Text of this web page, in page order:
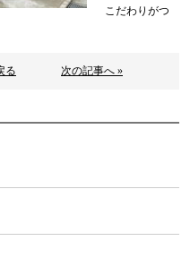
こだわりがつ
る 次の記事へ »